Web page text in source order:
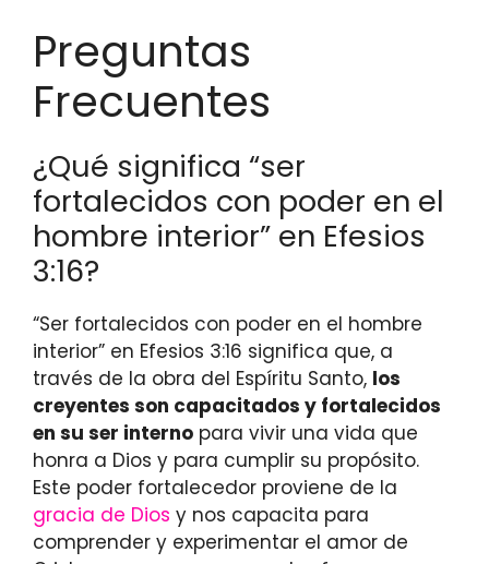
Preguntas
Frecuentes
¿Qué significa “ser
fortalecidos con poder en el
hombre interior” en Efesios
3:16?
“Ser fortalecidos con poder en el hombre
interior” en Efesios 3:16 significa que, a
través de la obra del Espíritu Santo, los
creyentes son capacitados y fortalecidos
en su ser interno para vivir una vida que
honra a Dios y para cumplir su propósito.
Este poder fortalecedor proviene de la
gracia de Dios y nos capacita para
comprender y experimentar el amor de